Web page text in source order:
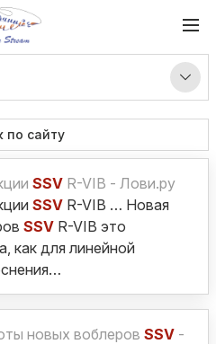
по сайту
SSV R-VIB - Лови.ру
SSV R-VIB … Новая
SSV R-VIB это
как для линейной
новых воблеров SSV -